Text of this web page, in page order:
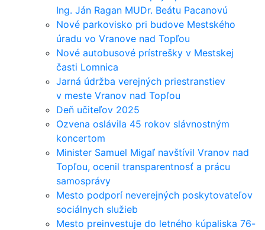
Ing. Ján Ragan MUDr. Beátu Pacanovú
Nové parkovisko pri budove Mestského
úradu vo Vranove nad Topľou
Nové autobusové prístrešky v Mestskej
časti Lomnica
Jarná údržba verejných priestranstiev
v meste Vranov nad Topľou
Deň učiteľov 2025
Ozvena oslávila 45 rokov slávnostným
koncertom
Minister Samuel Migaľ navštívil Vranov nad
Topľou, ocenil transparentnosť a prácu
samosprávy
Mesto podporí neverejných poskytovateľov
sociálnych služieb
Mesto preinvestuje do letného kúpaliska 76-